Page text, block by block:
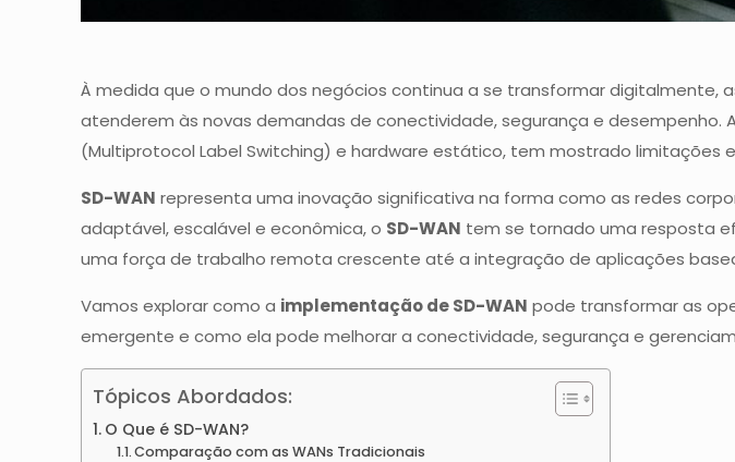
À medida que o mundo dos negócios continua a se transformar
atenderem às novas demandas de conectividade, segurança e desempenho.
(Multiprotocol Label Switching) e hardware estático, tem mostrado limitações
SD-WAN representa uma inovação significativa na forma como as redes
adaptável, escalável e econômica, o SD-WAN tem se tornado uma resposta
uma força de trabalho remota crescente até a integração de aplicações
Vamos explorar como a implementação de SD-WAN pode transformar as
emergente e como ela pode melhorar a conectividade, segurança e
Tópicos Abordados:
O Que é SD-WAN?
Comparação com as WANs Tradicionais